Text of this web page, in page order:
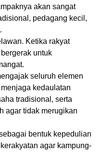
akan sangat
pedagang kecil,
Ketika rakyat
untuk
seluruh elemen
kedaulatan
tradisional, serta
agar tidak merugikan
bentuk kepedulian
agar kampung-